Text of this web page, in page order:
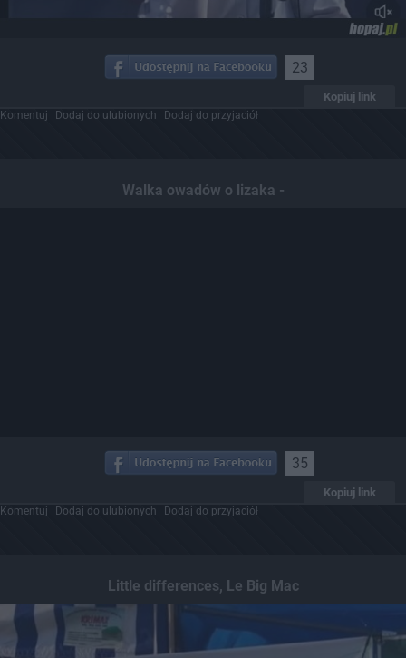
23
Kopiuj link
Komentuj Dodaj do ulubionych Dodaj do przyjaciół
Walka owadów o lizaka -
35
Kopiuj link
Komentuj Dodaj do ulubionych Dodaj do przyjaciół
Little differences, Le Big Mac